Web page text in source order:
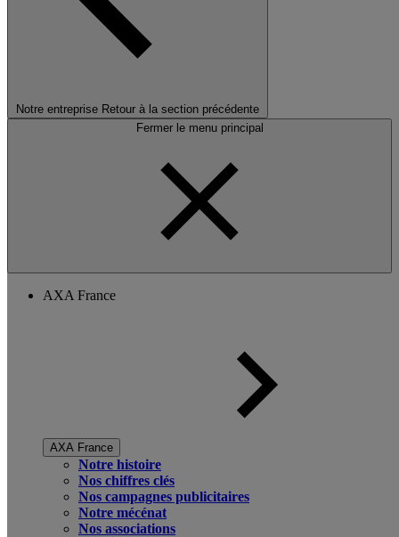
Notre entreprise Retour à la section précédente
Fermer le menu principal
AXA France
AXA France
Notre histoire
Nos chiffres clés
Nos campagnes publicitaires
Notre mécénat
Nos associations